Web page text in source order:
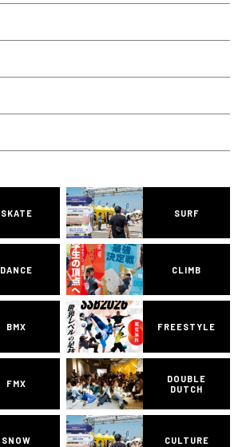
SKATE SURF
DANCE CLIMB
BMX FREESTYLE
FMX
DOUBLE
DUTCH
SNOW CULTURE